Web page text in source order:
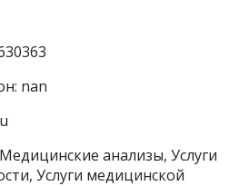
nan
анализы, Услуги
Услуги медицинской